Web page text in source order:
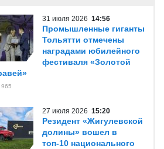
31 июля 2026 14:56
Промышленные гиганты
Тольятти отмечены
наградами юбилейного
фестиваля «Золотой
965
27 июля 2026 15:20
Резидент «Жигулевской
долины» вошел в
топ-10 национального